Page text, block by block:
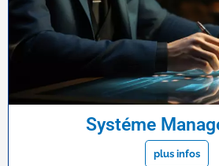
Systéme
plus infos